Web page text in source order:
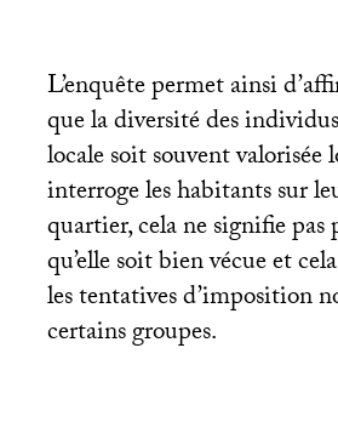
L’enquête permet ainsi
que la diversité des
locale soit souvent valorisée
interroge les habitants sur
quartier, cela ne signifie
qu’elle soit bien vécue et
les tentatives d’imposition
certains groupes.